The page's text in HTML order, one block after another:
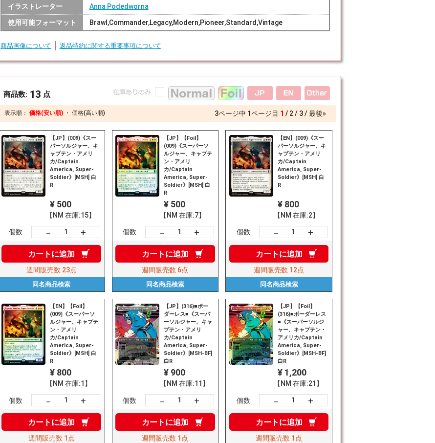
イラストレーター Anna Podedworna
使用可能フォーマット Brawl,Commander,Legacy,Modern,Pioneer,Standard,Vintage
商品画像について 返品特約に関する重要事項について
商品数: 13 点
表示順： 価格(安い順) ・ 価格(高い順) 3ページ中 1ページ目 1 2 3 最後»
【JP】(009)《スー
パーソルジャー、キ
ャプテン・アメリ
カ/Captain
America, Super-
Soldier》[MSH] 白
R
¥ 500
【NM 在庫:15】
個数 － +
カートに追加
週間販売数 23点
同名商品検索
【JP】【Foil】
(009)《スーパーソ
ルジャー、キャプテ
ン・アメリ
カ/Captain
America, Super-
Soldier》[MSH] 白
R
¥ 500
【NM 在庫:7】
個数 － +
カートに追加
週間販売数 6点
同名商品検索
【EN】(009)《スー
パーソルジャー、キ
ャプテン・アメリ
カ/Captain
America, Super-
Soldier》[MSH] 白
R
¥ 800
【NM 在庫:2】
個数 － +
カートに追加
週間販売数 12点
同名商品検索
【EN】【Foil】
(009)《スーパーソ
ルジャー、キャプテ
ン・アメリ
カ/Captain
America, Super-
Soldier》[MSH] 白
R
¥ 800
【NM 在庫:1】
個数 － +
カートに追加
週間販売数 1点
【JP】(316)■ボー
ダーレス■《スーパ
ーソルジャー、キャ
プテン・アメリ
カ/Captain
America, Super-
Soldier》[MSH-BF]
白R
¥ 900
【NM 在庫:11】
個数 － +
カートに追加
週間販売数 1点
【JP】【Foil】
(316)■ボーダーレス
■《スーパーソルジ
ャー、キャプテン・
アメリカ/Captain
America, Super-
Soldier》[MSH-BF]
白R
¥ 1,200
【NM 在庫:21】
個数 － +
カートに追加
週間販売数 1点